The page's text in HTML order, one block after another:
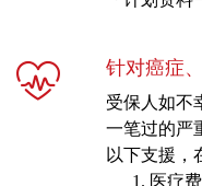
针对癌症
受保人如不
一笔过的严
以下支援，
医疗